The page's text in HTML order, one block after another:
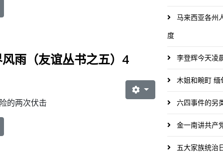
雨（友谊丛书之五）4
的两次伏击
马来西亚各州
度
李登辉今天凌
木姐和畹町 缅
六四事件的另
金一南讲共产
五大家族统治